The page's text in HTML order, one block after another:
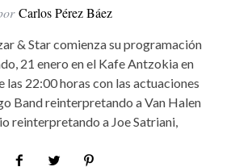
Carlos Pérez Báez
& Star comienza su programación
21 enero en el Kafe Antzokia en
las 22:00 horas con las actuaciones
Band reinterpretando a Van Halen
reinterpretando a Joe Satriani,